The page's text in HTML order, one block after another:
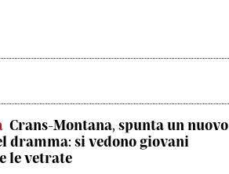
Crans-Montana, spunta un nuovo
dramma: si vedono giovani
le vetrate